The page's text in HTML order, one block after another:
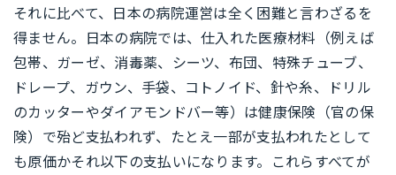
それに比べて、日本の病院運営は全く困難と言わざるを
得ません。日本の病院では、仕入れた医療材料（例えば
包帯、ガーゼ、消毒薬、シーツ、布団、特殊チューブ、
ドレープ、ガウン、手袋、コトノイド、針や糸、ドリル
のカッターやダイアモンドバー等）は健康保険（官の保
険）で殆ど支払われず、たとえ一部が支払われたとして
も原価かそれ以下の支払いになります。これらすべてが